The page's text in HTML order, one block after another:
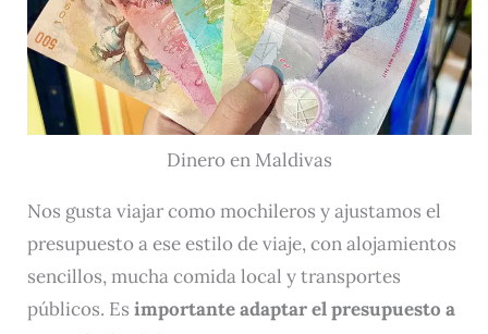
Dinero en Maldivas
Nos gusta viajar como mochileros y ajustamos el
presupuesto a ese estilo de viaje, con alojamientos
sencillos, mucha comida local y transportes
públicos. Es importante adaptar el presupuesto a